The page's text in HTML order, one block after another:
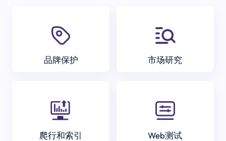
品牌保护 市场研究
爬行和索引 Web测试